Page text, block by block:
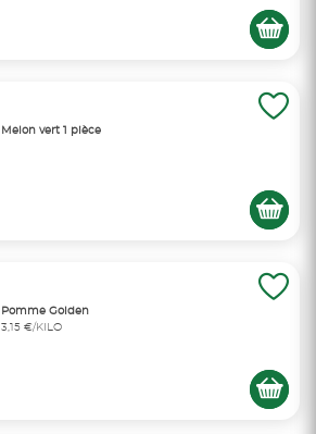
Melon vert 1 pièce
Pomme Golden
3,15 €/KILO